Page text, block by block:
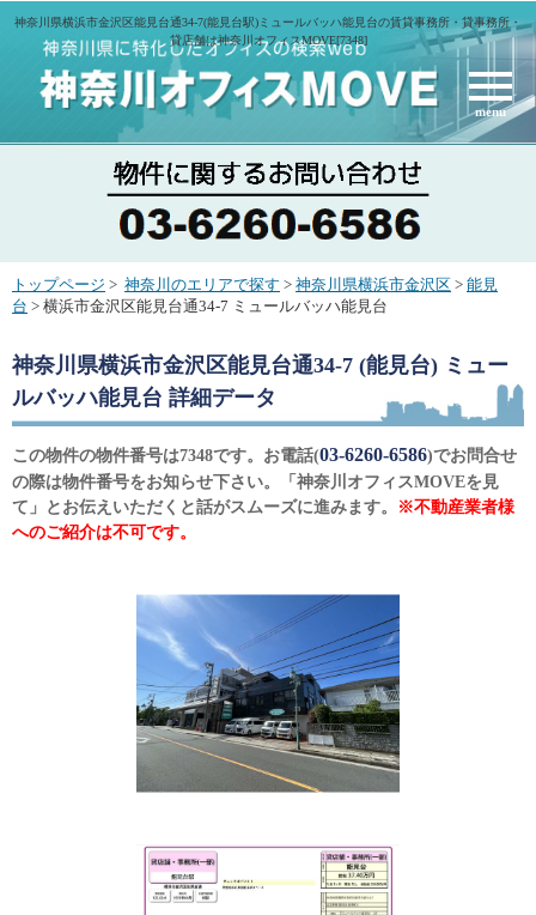
神奈川県横浜市金沢区能見台通34-7(能見台駅)ミュールバッハ能見台の賃貸事務所・貸事務所・
貸店舗は神奈川オフィスMOVE[7348]
menu
トップページ > 神奈川のエリアで探す > 神奈川県横浜市金沢区 > 能見
台 > 横浜市金沢区能見台通34-7 ミュールバッハ能見台
神奈川県横浜市金沢区能見台通34-7 (能見台) ミュー
ルバッハ能見台 詳細データ
この物件の物件番号は7348です。お電話(03-6260-6586)でお問合せ
の際は物件番号をお知らせ下さい。「神奈川オフィスMOVEを見
て」とお伝えいただくと話がスムーズに進みます。
※不動産業者様
へのご紹介は不可です。